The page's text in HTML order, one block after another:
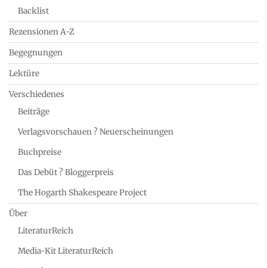
Backlist
Rezensionen A-Z
Begegnungen
Lektüre
Verschiedenes
Beiträge
Verlagsvorschauen ? Neuerscheinungen
Buchpreise
Das Debüt ? Bloggerpreis
The Hogarth Shakespeare Project
Über
LiteraturReich
Media-Kit LiteraturReich